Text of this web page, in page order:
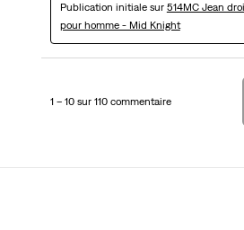
Publication initiale sur 514MC Jean
pour homme - Mid Knight
1 – 10 sur 110 commentaire